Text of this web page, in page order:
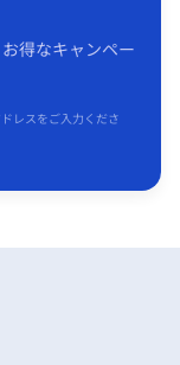
得なキャンペー
レスをご入力くださ